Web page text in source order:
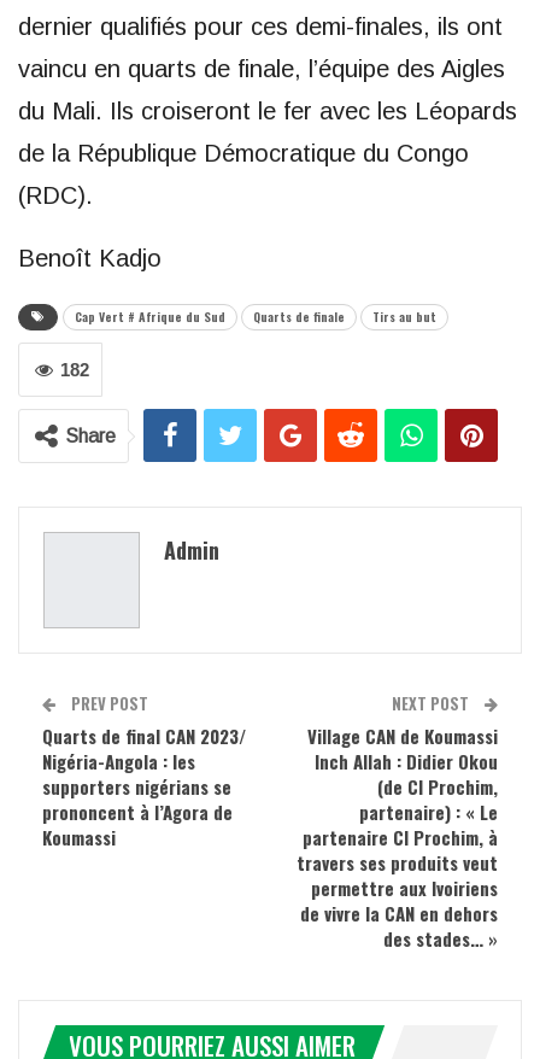
dernier qualifiés pour ces demi-finales, ils ont
vaincu en quarts de finale, l’équipe des Aigles
du Mali. Ils croiseront le fer avec les Léopards
de la République Démocratique du Congo
(RDC).
Benoît Kadjo
Cap Vert # Afrique du Sud Quarts de finale Tirs au but
182
Share
Admin
PREV POST
Quarts de final CAN 2023/
Nigéria-Angola : les
supporters nigérians se
prononcent à l’Agora de
Koumassi
NEXT POST
Village CAN de Koumassi
Inch Allah : Didier Okou
(de CI Prochim,
partenaire) : « Le
partenaire CI Prochim, à
travers ses produits veut
permettre aux Ivoiriens
de vivre la CAN en dehors
des stades… »
VOUS POURRIEZ AUSSI AIMER